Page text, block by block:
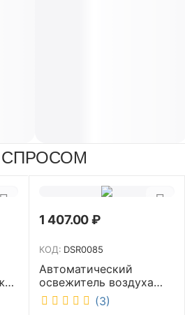
1 407.00₽
КОД: DSR0085
Автоматический
освежитель воздуха
DISCOVER белый
DSR0085
(3)